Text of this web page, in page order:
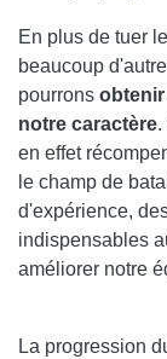
En plus de tuer
beaucoup
pourrons
notre caractère.
en effet
le champ de
d'expérience,
indispensables
améliorer notre
La progression